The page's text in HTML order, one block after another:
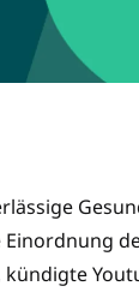
Einordnung